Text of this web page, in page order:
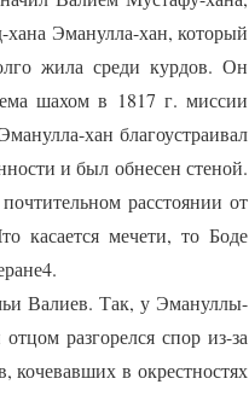
Эманулла-хан, который
жила среди курдов. Он
шахом в 1817 г. миссии
хан благоустраивал
и был обнесен стеной.
расстоянии от
касается мечети, то Боде
Валиев. Так, у Эмануллы-
разгорелся спор из-за
кочевавших в окрестностях